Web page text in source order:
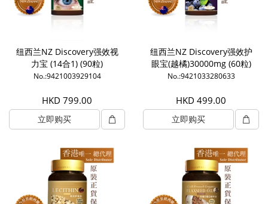
纽西兰NZ Discovery强效视
力宝 (14合1) (90粒)
No.:9421003929104
HKD 799.00
立即购买
纽西兰NZ Discovery强效护
眼宝(越橘)30000mg (60粒)
No.:9421033280633
HKD 499.00
立即购买